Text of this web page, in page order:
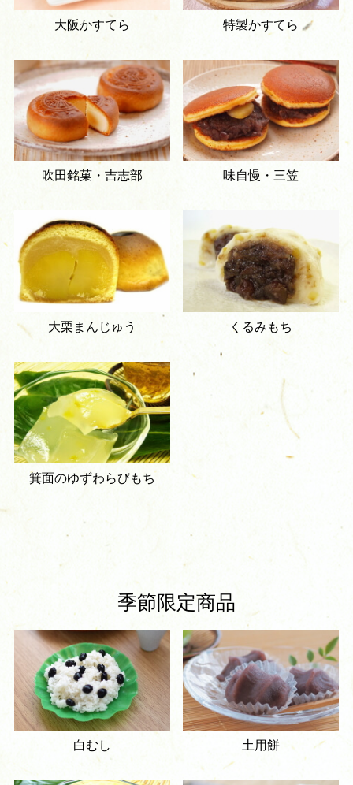
大阪かすてら 特製かすてら
吹田銘菓・吉志部 味自慢・三笠
大栗まんじゅう くるみもち
箕面のゆずわらびもち
季節限定商品
白むし 土用餅